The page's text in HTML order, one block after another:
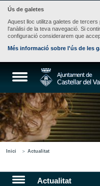
Ús de galetes
Aquest lloc utilitza galetes de
l'anàlisi de la teva navegació. Si
configuració considerarem que
Més informació sobre l'ús de les
Inici Actualitat
Actualitat